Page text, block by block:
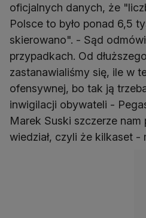
oficjalnych danych, że
Polsce to było ponad 6,5
skierowano". - Sąd
przypadkach. Od
zastanawialiśmy się, ile w
ofensywnej, bo tak ją
inwigilacji obywateli -
Marek Suski szczerze nam
wiedział, czyli że kilkaset -